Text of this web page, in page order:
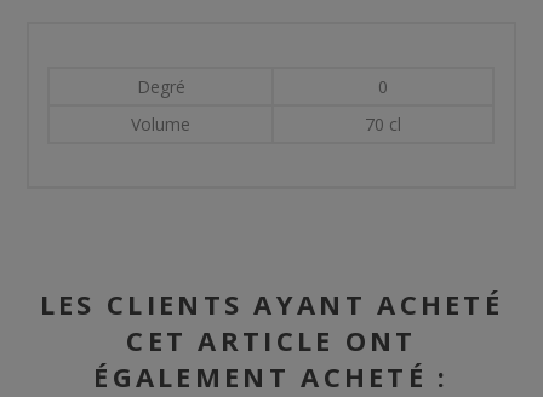
Degré
0
Volume
70 cl
LES CLIENTS AYANT ACHETÉ
CET ARTICLE ONT
ÉGALEMENT ACHETÉ :